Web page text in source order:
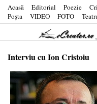
Acasă Editorial Poezie
Poşta
VIDEO FOTO
Interviu cu Ion Cristoiu